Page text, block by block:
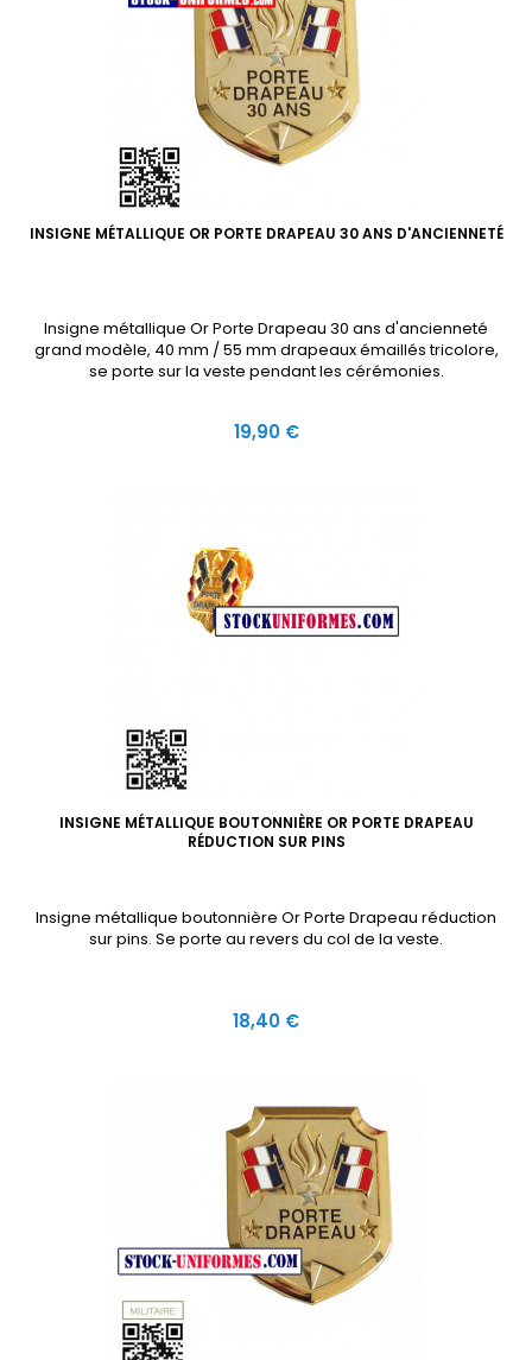
INSIGNE MÉTALLIQUE OR PORTE DRAPEAU 30 ANS D'ANCIENNETÉ
Insigne métallique Or Porte Drapeau 30 ans d'ancienneté
grand modèle, 40 mm / 55 mm drapeaux émaillés tricolore,
se porte sur la veste pendant les cérémonies.
Prix
19,90 €
INSIGNE MÉTALLIQUE BOUTONNIÈRE OR PORTE DRAPEAU
RÉDUCTION SUR PINS
Insigne métallique boutonnière Or Porte Drapeau réduction
sur pins. Se porte au revers du col de la veste.
Prix
18,40 €